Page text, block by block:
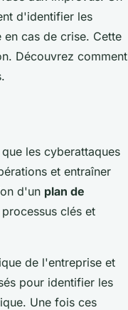
d'identifier les
cas de crise. Cette
Découvrez comment
les cyberattaques
et entraîner
d'un plan de
clés et
de l'entreprise et
pour identifier les
Une fois ces